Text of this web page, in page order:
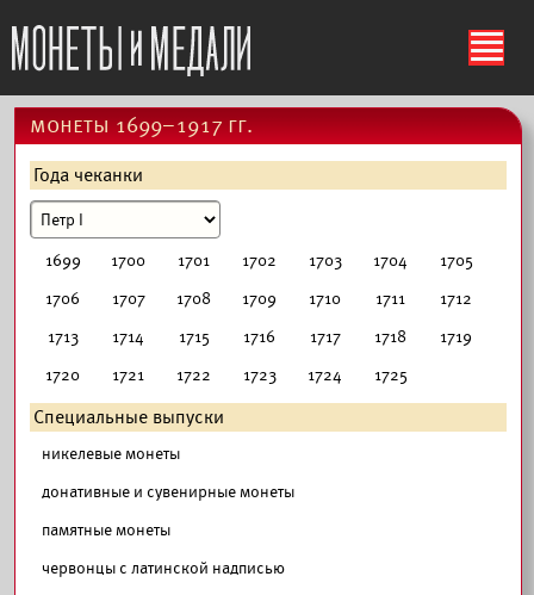
ś
монеты 1699–1917 гг.
Года чеканки
1699 1700 1701 1702 1703 1704
1705
1706
1707 1708 1709 1710 1711
1712
1713
1714 1715 1716 1717 1718
1719
1720
1721 1722 1723 1724 1725
Специальные выпуски
никелевые монеты
донативные и сувенирные монеты
памятные монеты
червонцы с латинской надписью